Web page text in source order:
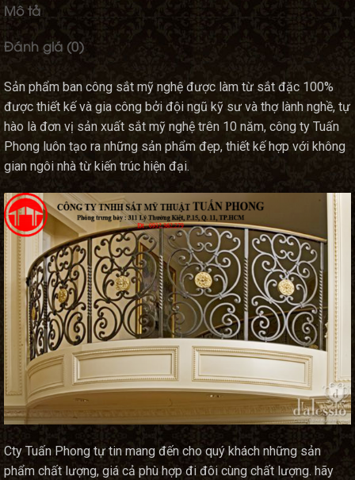
Mô tả
Đánh giá (0)
Sản phẩm ban công sắt mỹ nghệ được làm từ sắt đặc 100%
được thiết kế và gia công bởi đội ngũ kỹ sư và thợ lành nghề, tự
hào là đơn vị sản xuất sắt mỹ nghệ trên 10 năm, công ty Tuấn
Phong luôn tạo ra những sản phẩm đẹp, thiết kế hợp với không
gian ngôi nhà từ kiến trúc hiện đại.
Cty Tuấn Phong tự tin mang đến cho quý khách những sản
phẩm chất lượng, giá cả phù hợp đi đôi cùng chất lượng. hãy